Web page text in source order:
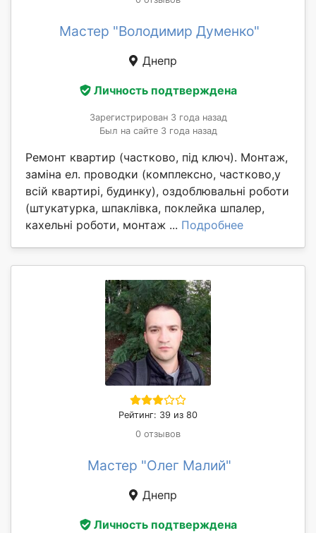
Мастер "Володимир Думенко"
Днепр
Личность подтверждена
Зарегистрирован 3 года назад
Был на сайте 3 года назад
Ремонт квартир (частково, під ключ). Монтаж,
заміна ел. проводки (комплексно, частково,у
всій квартирі, будинку), оздоблювальні роботи
(штукатурка, шпаклівка, поклейка шпалер,
кахельні роботи, монтаж ... Подробнее
Рейтинг: 39 из 80
0 отзывов
Мастер "Олег Малий"
Днепр
Личность подтверждена